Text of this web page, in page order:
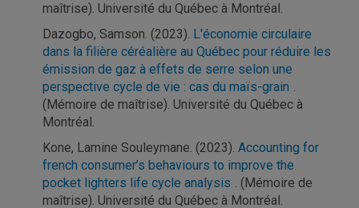
maîtrise). Université du Québec à Montréal.
Dazogbo, Samson. (2023). L'économie circulaire
dans la filière céréalière au Québec pour réduire les
émission de gaz à effets de serre selon une
perspective cycle de vie : cas du maïs-grain .
(Mémoire de maîtrise). Université du Québec à
Montréal.
Kone, Lamine Souleymane. (2023). Accounting for
french consumer’s behaviours to improve the
pocket lighters life cycle analysis . (Mémoire de
maîtrise). Université du Québec à Montréal.